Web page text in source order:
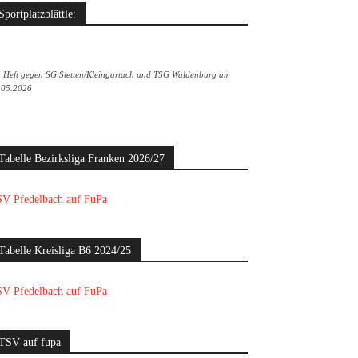
Sportplatzblättle:
Heft gegen SG Stetten/Kleingartach und TSG Waldenburg am
Bezirksliga Franken 2026/27
Pfedelbach auf FuPa
Kreisliga B6 2024/25
Pfedelbach auf FuPa
auf fupa